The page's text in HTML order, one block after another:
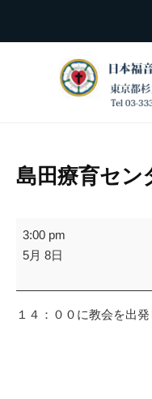
島田療育セン
島
田
育
セ
3:00 pm
5月 8日
１４：００に教会を出発